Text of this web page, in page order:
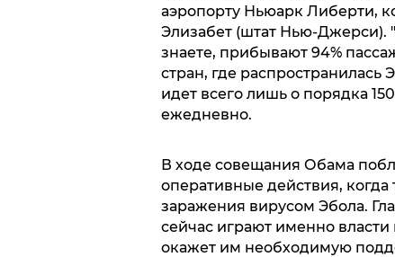
аэропорту Ньюарк Либерти,
Элизабет (штат Нью-Джерси).
знаете, прибывают 94%
стран, где распространилась
идет всего лишь о порядка
ежедневно.
В ходе совещания Обама
оперативные действия,
заражения вирусом Эбола.
сейчас играют именно
окажет им необходимую